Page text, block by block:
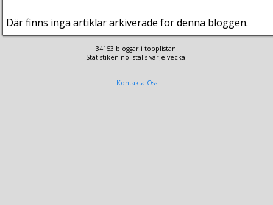
Där finns inga artiklar arkiverade för denna bloggen.
34153 bloggar i topplistan.
Statistiken nollställs varje vecka.
Kontakta Oss